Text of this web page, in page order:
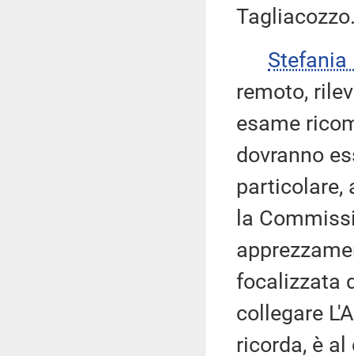
Stefania
remoto,
esame
dovranno
particolare,
la
focalizzata
collegare
ricorda, è